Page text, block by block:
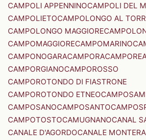
CAMPOLI APPENNINOCAMPOLI DEL
CAMPOLIETOCAMPOLONGO AL
CAMPOLONGO MAGGIORE
CAMPOMAGGIORECAMPOMARINO
CAMPONOGARACAMPORA
CAMPORGIANOCAMPOROSSO
CAMPOROTONDO DI FIASTRONE
CAMPOROTONDO ETNEO
CAMPOSANOCAMPOSANTO
CAMPOTOSTOCAMUGNANOCANAL
CANALE D'AGORDOCANALE